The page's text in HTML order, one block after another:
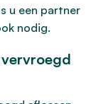
u een partner
nodig.
vervroegd